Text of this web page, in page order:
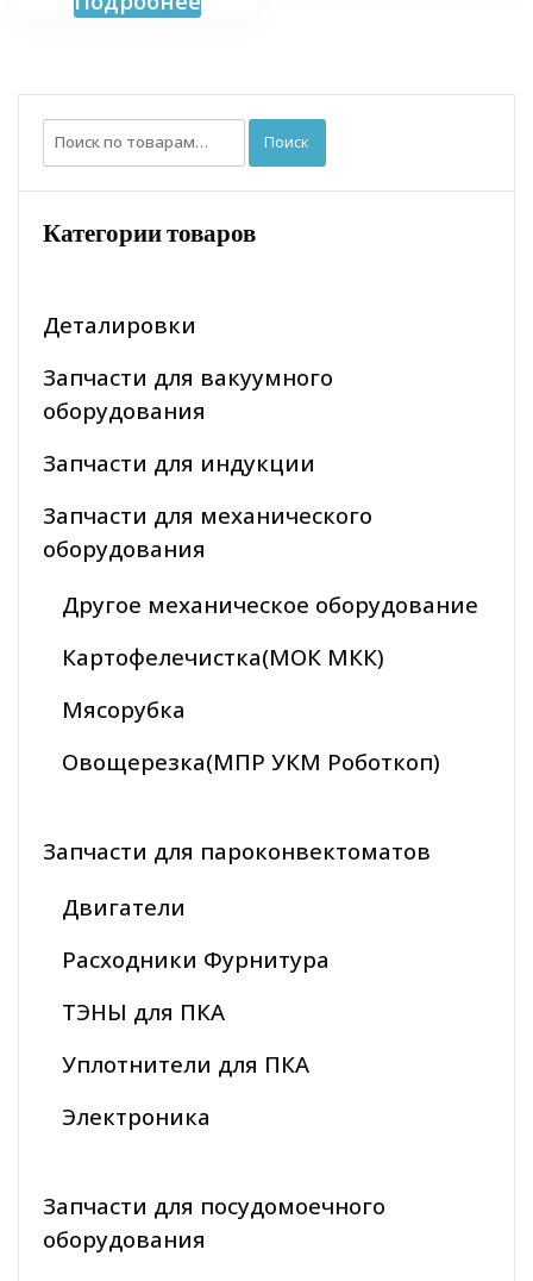
Искать: Поиск
Категории товаров
Деталировки
Запчасти для вакуумного
оборудования
Запчасти для индукции
Запчасти для механического
оборудования
Другое механическое оборудование
Картофелечистка(МОК МКК)
Мясорубка
Овощерезка(МПР УКМ Роботкоп)
Запчасти для пароконвектоматов
Двигатели
Расходники Фурнитура
ТЭНЫ для ПКА
Уплотнители для ПКА
Электроника
Запчасти для посудомоечного
оборудования